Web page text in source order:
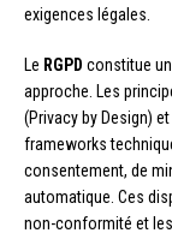
exigences légales.
Le RGPD constitue
approche. Les
(Privacy by Design)
frameworks
consentement, de
automatique. Ces
non-conformité et